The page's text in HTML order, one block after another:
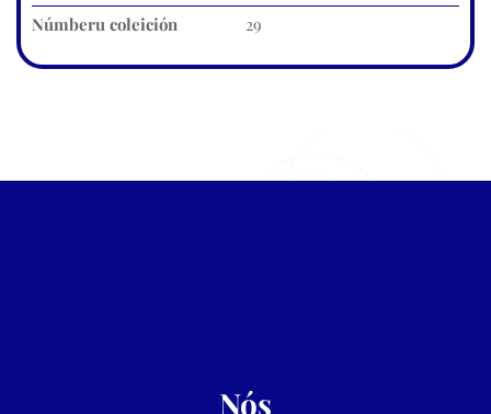
Númberu coleición
29
Nós